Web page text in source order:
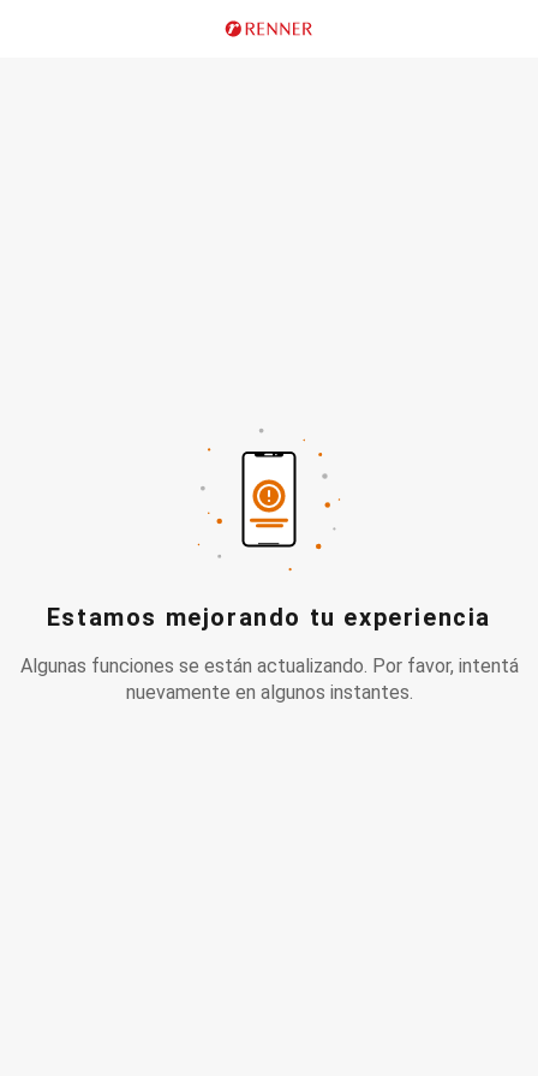
Estamos mejorando tu experiencia
Algunas funciones se están actualizando. Por favor, intentá
nuevamente en algunos instantes.